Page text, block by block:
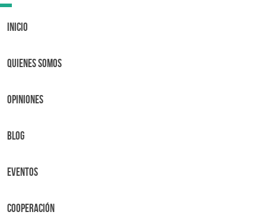
Toggle
Inicio
Quienes Somos
OPINIONES
BLOG
Eventos
Cooperación